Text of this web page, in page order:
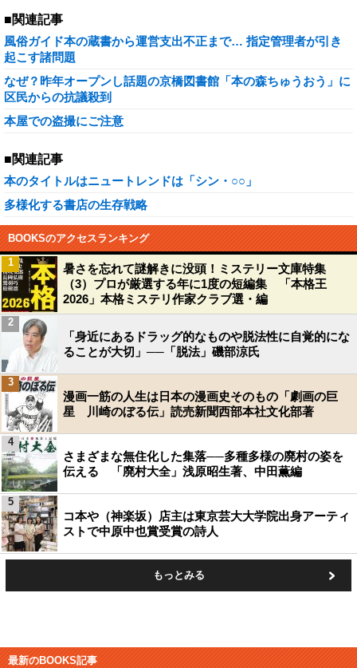
■関連記事
風俗ガイド本の蔵書から運営支出不正まで… 指定管理者が引き
起こす諸問題
なぜ？昨年オープンし話題の京橋図書館「本の森ちゅうおう」に
区民からの抗議殺到
本屋での盗撮にご注意
■関連記事
本のタイトルはニュートレンドは「シン・○○」
多様化する書店の生存戦略
BOOKSのアクセスランキング
暑さを忘れて謎解きに没頭！ミステリー文庫特集
（3）プロが厳選する年に1度の短編集 「本格王
2026」本格ミステリ作家クラブ選・編
1
「身近にあるドラッグ的なものや脱法性に自覚的にな
ることが大切」──「脱法」磯部涼氏
2
漫画一筋の人生は日本の漫画史そのもの「劇画の巨
星 川崎のぼる伝」読売新聞西部本社文化部著
3
さまざまな無住化した集落──多種多様の廃村の姿を
伝える 「廃村大全」浅原昭生著、中田薫編
4
コ本や（神楽坂）店主は東京芸大大学院出身アーティ
ストで中原中也賞受賞の詩人
5
もっとみる
最新のBOOKS記事